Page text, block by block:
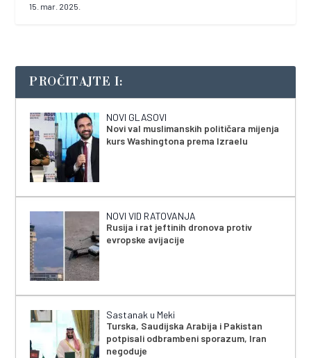
15. mar. 2025.
PROČITAJTE I:
NOVI GLASOVI
Novi val muslimanskih političara mijenja
kurs Washingtona prema Izraelu
NOVI VID RATOVANJA
Rusija i rat jeftinih dronova protiv
evropske avijacije
Sastanak u Meki
Turska, Saudijska Arabija i Pakistan
potpisali odbrambeni sporazum, Iran
negoduje